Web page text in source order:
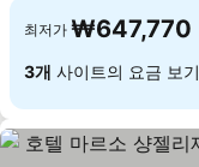
최저가 ₩647,770
3개 사이트의 요금 보기